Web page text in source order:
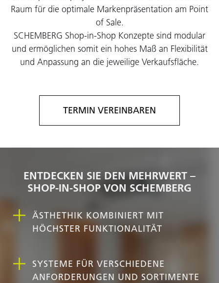
Raum für die optimale Markenpräsentation am Point
of Sale.
SCHEMBERG Shop-in-Shop Konzepte sind modular
und ermöglichen somit ein hohes Maß an Flexibilität
und Anpassung an die jeweilige Verkaufsfläche.
TERMIN VEREINBAREN
ENTDECKEN SIE DEN MEHRWERT –
SHOP-IN-SHOP VON SCHEMBERG
ÄSTHETHIK KOMBINIERT MIT
HÖCHSTER FUNKTIONALITÄT
SYSTEME FÜR VERSCHIEDENE
ANFORDERUNGEN UND SORTIMENTE